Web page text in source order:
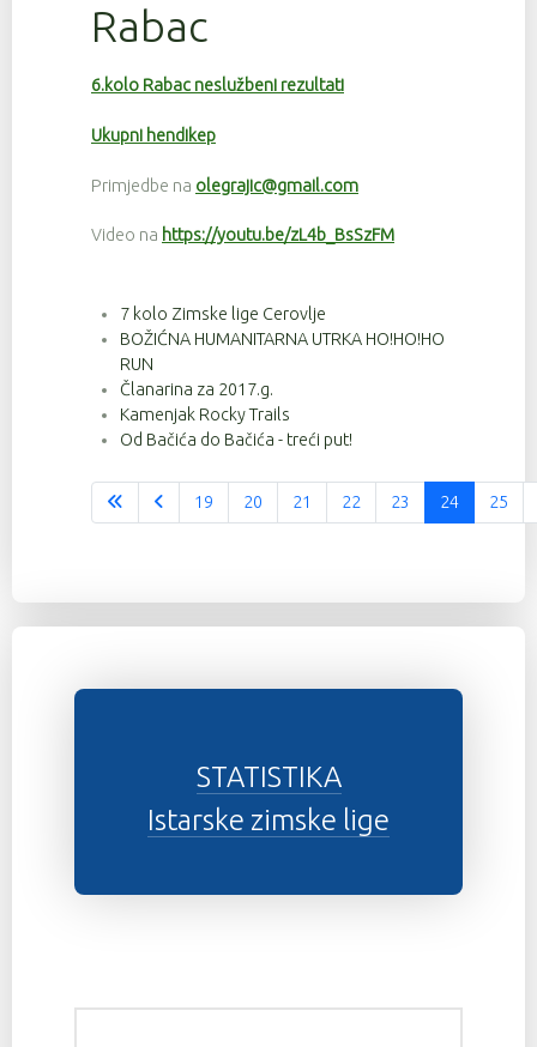
Rabac
6.kolo Rabac neslužbeni rezultati
Ukupni hendikep
Primjedbe na olegrajic@gmail.com
Video na https://youtu.be/zL4b_BsSzFM
7 kolo Zimske lige Cerovlje
BOŽIĆNA HUMANITARNA UTRKA HO!HO!HO
RUN
Članarina za 2017.g.
Kamenjak Rocky Trails
Od Bačića do Bačića - treći put!
Stranica 24 od 37
19 20 21 22 23 24 25
STATISTIKA
Istarske zimske lige